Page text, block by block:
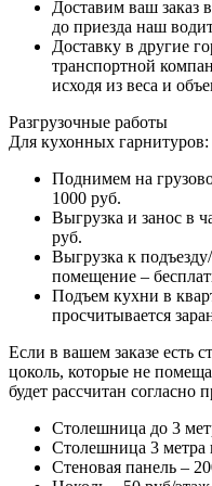
Доставим ваш заказ
до приезда наш
Доставку в другие
транспортной
исходя из веса и
Разгрузочные работы
Для кухонных гарнитуров:
Поднимем на
1000 руб.
Выгрузка и занос в
руб.
Выгрузка к
помещение –
Подъем кухни в
просчитывается
Если в вашем заказе есть
цоколь, которые не
будет рассчитан согласно
Столешница до 3
Столешница 3 метра
Стеновая панель –